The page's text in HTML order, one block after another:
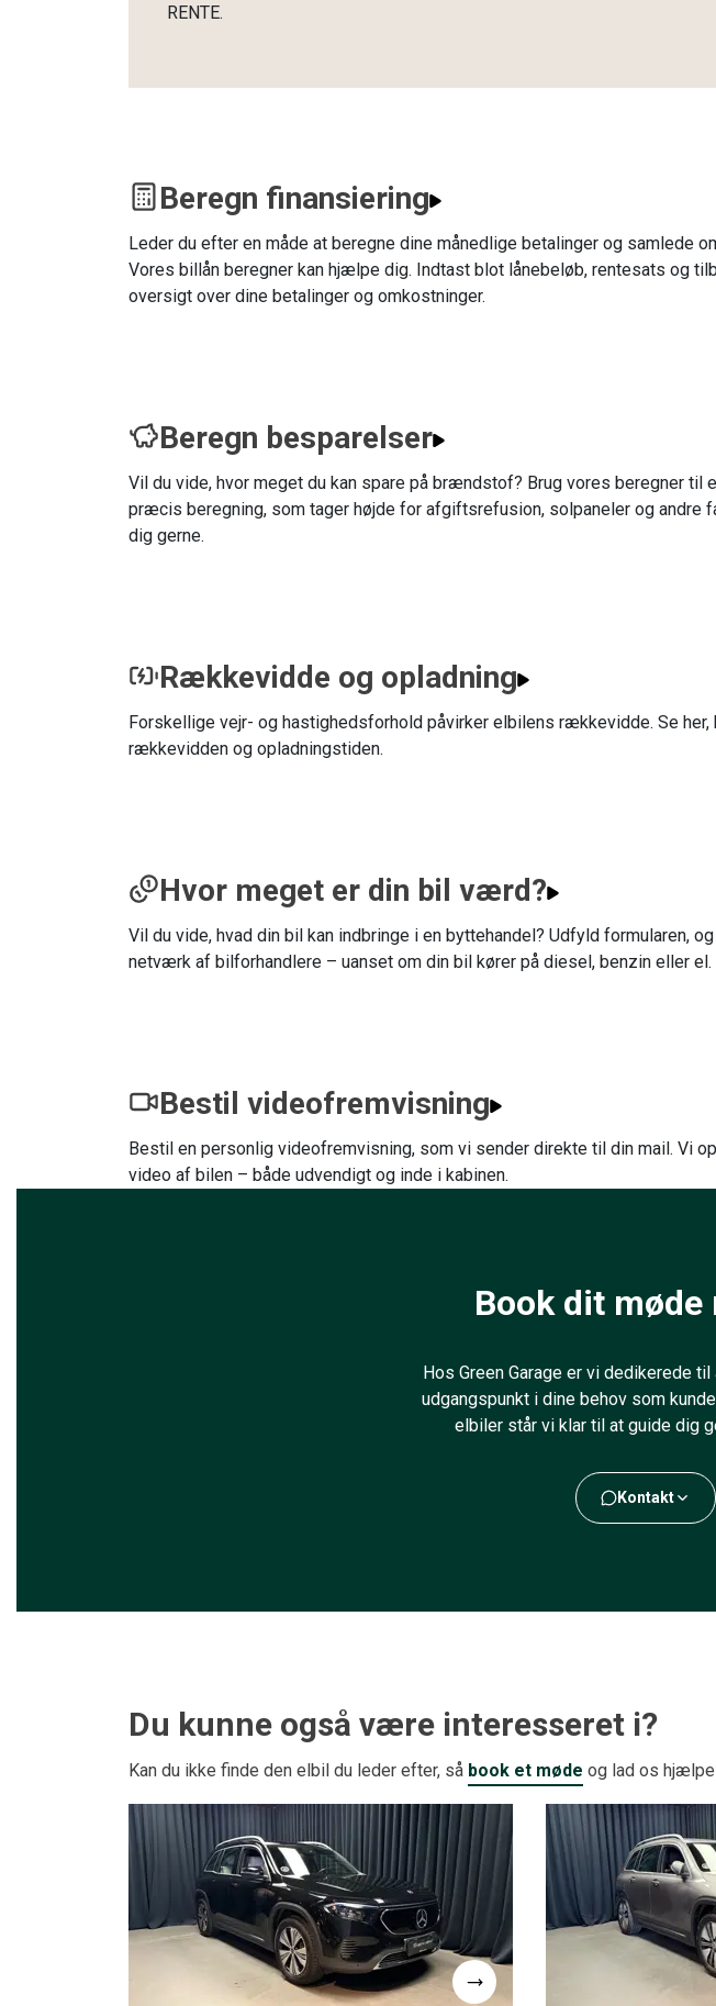
RENTE.
Beregn finansiering
Leder du efter en måde at beregne dine månedlige betalinger og samlede
Vores billån beregner kan hjælpe dig. Indtast blot lånebeløb, rentesats og
oversigt over dine betalinger og omkostninger.
Beregn besparelser
Vil du vide, hvor meget du kan spare på brændstof? Brug vores beregner til
præcis beregning, som tager højde for afgiftsrefusion, solpaneler og andre
dig gerne.
Rækkevidde og opladning
Forskellige vejr- og hastighedsforhold påvirker elbilens rækkevidde. Se her,
rækkevidden og opladningstiden.
Hvor meget er din bil værd?
Vil du vide, hvad din bil kan indbringe i en byttehandel? Udfyld formularen,
netværk af bilforhandlere – uanset om din bil kører på diesel, benzin eller el.
Bestil videofremvisning
Bestil en personlig videofremvisning, som vi sender direkte til din mail. Vi
video af bilen – både udvendigt og inde i kabinen.
Book dit møde
Hos Green Garage er vi dedikerede
udgangspunkt i dine behov som
elbiler står vi klar til at guide dig
Kontakt
Du kunne også være interesseret i?
Kan du ikke finde den elbil du leder efter, så book et møde og lad os